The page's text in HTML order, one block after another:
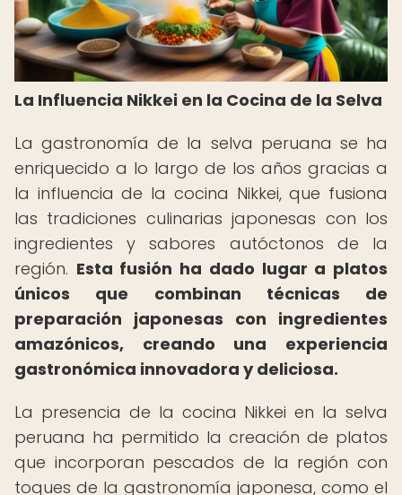
La Influencia Nikkei en la Cocina de la Selva
La gastronomía de la selva peruana se ha
enriquecido a lo largo de los años gracias a
la influencia de la cocina Nikkei, que fusiona
las tradiciones culinarias japonesas con los
ingredientes y sabores autóctonos de la
región. Esta fusión ha dado lugar a platos
únicos que combinan técnicas de
preparación japonesas con ingredientes
amazónicos, creando una experiencia
gastronómica innovadora y deliciosa.
La presencia de la cocina Nikkei en la selva
peruana ha permitido la creación de platos
que incorporan pescados de la región con
toques de la gastronomía japonesa, como el